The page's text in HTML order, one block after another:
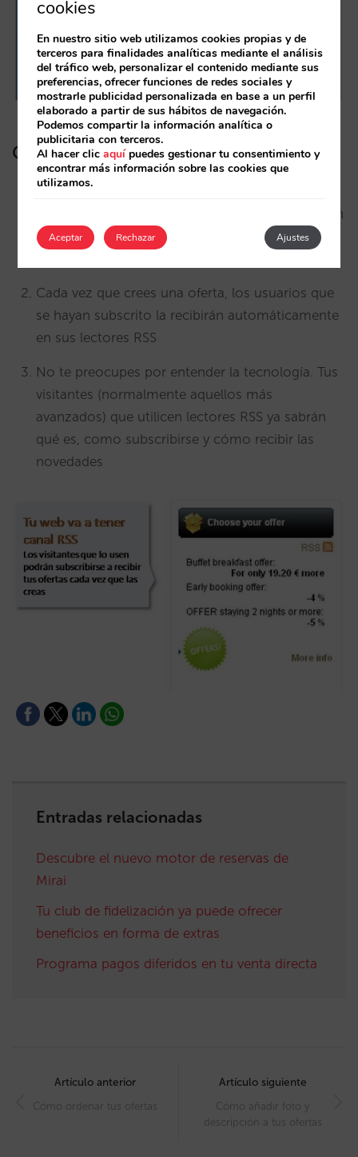
Cómo enviarlas por RSS:
No tienes que hacer
ofertas en tu web, entonces ya tienes también un
canal RSS disponible para que se subscriban los
Cada vez que crees una oferta, los usuarios que
se hayan subscrito la recibirán automáticamente
en sus lectores RSS
No te preocupes por entender la tecnología. Tus
visitantes (normalmente aquellos más
avanzados) que utilicen lectores RSS ya sabrán
qué es, como subscribirse y cómo recibir las
novedades
Entradas relacionadas
Descubre el nuevo motor de reservas de
Mirai
Tu club de fidelización ya puede ofrecer
beneficios en forma de extras
Programa pagos diferidos en tu venta directa
navigation
Artículo anterior
Cómo ordenar tus ofertas
Artículo siguiente
Cómo añadir foto y
descripción a tus ofertas
cookies
En nuestro sitio web utilizamos cookies propias y de
terceros para finalidades analíticas mediante el análisis
del tráfico web, personalizar el contenido mediante sus
preferencias, ofrecer funciones de redes sociales y
mostrarle publicidad personalizada en base a un perfil
elaborado a partir de sus hábitos de navegación.
Podemos compartir la información analítica o
publicitaria con terceros.
Al hacer clicaquípuedes gestionar tu consentimiento y
encontrar más información sobre las cookies que
utilizamos.
Aceptar Ajustes
Rechazar